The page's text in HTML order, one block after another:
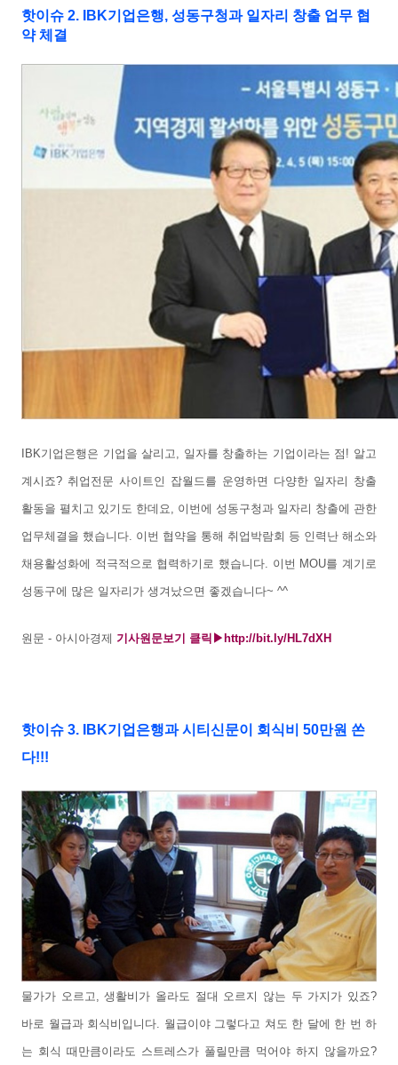
핫이슈 2. IBK기업은행, 성동구청과 일자리 창출 업무 협
약 체결
IBK기업은행은 기업을 살리고, 일자를 창출하는 기업이라는 점! 알고
계시죠? 취업전문 사이트인 잡월드를 운영하면 다양한 일자리 창출
활동을 펼치고 있기도 한데요, 이번에 성동구청과 일자리 창출에 관한
업무체결을 했습니다. 이번 협약을 통해 취업박람회 등 인력난 해소와
채용활성화에 적극적으로 협력하기로 했습니다. 이번 MOU를 계기로
성동구에 많은 일자리가 생겨났으면 좋겠습니다~ ^^
원문 - 아시아경제 기사원문보기 클릭▶ http://bit.ly/HL7dXH
핫이슈 3. IBK기업은행과 시티신문이 회식비 50만원 쏜
다!!!
물가가 오르고, 생활비가 올라도 절대 오르지 않는 두 가지가 있죠?
바로 월급과 회식비입니다. 월급이야 그렇다고 쳐도 한 달에 한 번 하
는 회식 때만큼이라도 스트레스가 풀릴만큼 먹어야 하지 않을까요?